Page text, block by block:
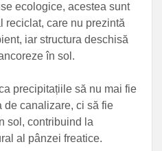
ecologice, acestea sunt
reciclat, care nu prezintă
iar structura deschisă
în sol.
precipitațiile să nu mai fie
de canalizare, ci să fie
sol, contribuind la
al pânzei freatice.